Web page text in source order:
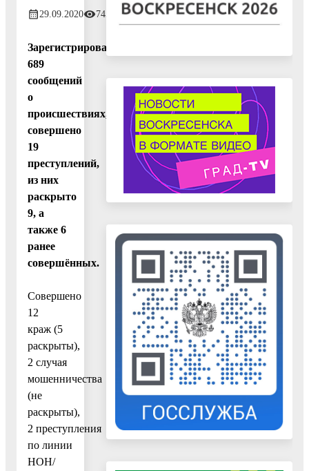
29.09.2020 745
Зарегистрировано
689
сообщений
о
происшествиях,
совершено
19
преступлений,
из них
раскрыто
9, а
также 6
ранее
совершённых.
Совершено
12
краж (5
раскрыты),
2 случая
мошенничества
(не
раскрыты),
2 преступления
по линии
НОН/